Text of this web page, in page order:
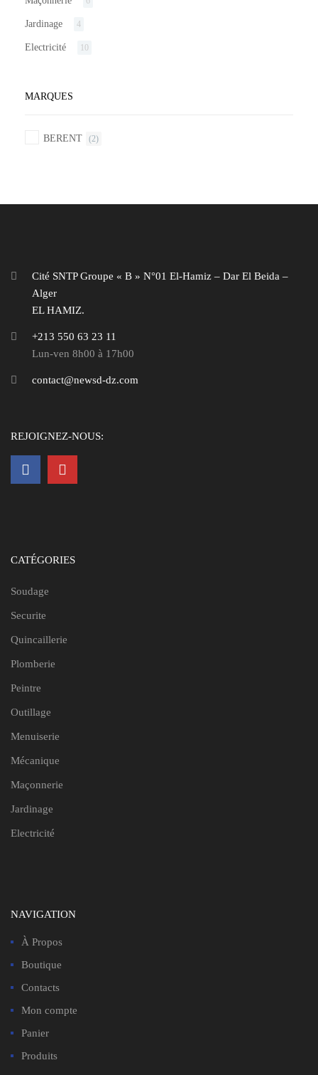
Jardinage 4
Electricité 10
MARQUES
BERENT (2)
Cité SNTP Groupe « B » N°01 El-Hamiz – Dar El Beida –
Alger
EL HAMIZ.
+213 550 63 23 11
Lun-ven 8h00 à 17h00
contact@newsd-dz.com
REJOIGNEZ-NOUS:
CATÉGORIES
Soudage
Securite
Quincaillerie
Plomberie
Peintre
Outillage
Menuiserie
Mécanique
Maçonnerie
Jardinage
Electricité
NAVIGATION
À Propos
Boutique
Contacts
Mon compte
Panier
Produits